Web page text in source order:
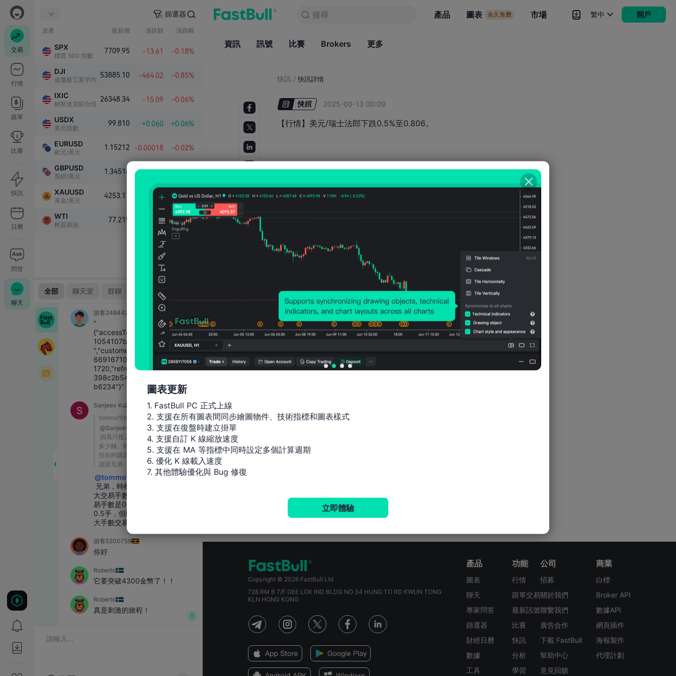
交易
行情
跟單
比賽
快訊
日曆
問答
聊天
篩選器
資產 最新價 漲跌額 漲跌幅
SPX
標普 500 指數
7709.95 -13.61 -0.18%
DJI
道瓊斯工業平均指數
53885.10 -464.02 -0.85%
IXIC
納斯達克綜合指數
26348.34 -15.09 -0.06%
USDX
美元指數
99.810 +0.060 +0.06%
EURUSD
歐元/美元
1.15212 -0.00018 -0.02%
GBPUSD
英鎊/美元
1.34516 -0.00011
XAUUSD
黃金/美元
4253.17 +13.15 +0.31%
WTI
輕質原油
77.219 -0.120 -0.16%
搜尋 產品 圖表 永久免費 市場
資訊 訊號
繁中 開戶
搜尋
資訊 訊號 比賽 Brokers 更多
快訊 / 快訊詳情
2025-06-13 00:09
【行情】美元/瑞士法郎下跌0.5%至0.806。
Copyright © 2026 FastBull Ltd
728 RM B 7/F GEE LOK IND BLDG NO 34 HUNG TO RD KWUN TONG
KLN HONG KONG
產品
圖表
聊天
專家問答
篩選器
財經日曆
數據
工具
功能
行情
跟單交易
最新訊號
比賽
快訊
分析
學習
公司
招募
關於我們
聯繫我們
廣告合作
下載 FastBull
幫助中心
意見回饋
商業
白標
Broker API
數據API
網頁插件
海報製作
代理計劃
圖表更新
1. FastBull PC 正式上線
2. 支援在所有圖表間同步繪圖物件、技術指標和圖表樣式
3. 支援在復盤時建立掛單
4. 支援自訂 K 線縮放速度
5. 支援在 MA 等指標中同時設定多個計算週期
6. 優化 K 線載入速度
7. 其他體驗優化與 Bug 修復
立即體驗